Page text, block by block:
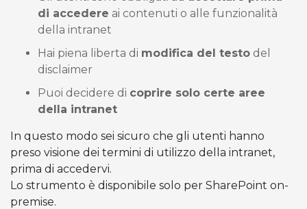
di accedere ai contenuti o alle funzionalità
della intranet
Hai piena liberta di modifica del testo del
disclaimer
Puoi decidere di coprire solo certe aree
della intranet
In questo modo sei sicuro che gli utenti hanno
preso visione dei termini di utilizzo della intranet,
prima di accedervi.
Lo strumento è disponibile solo per SharePoint on-
premise.